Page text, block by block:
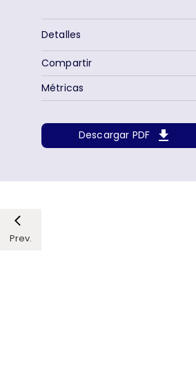
Detalles
Descargar PDF
Métricas
Compartir
Prev.